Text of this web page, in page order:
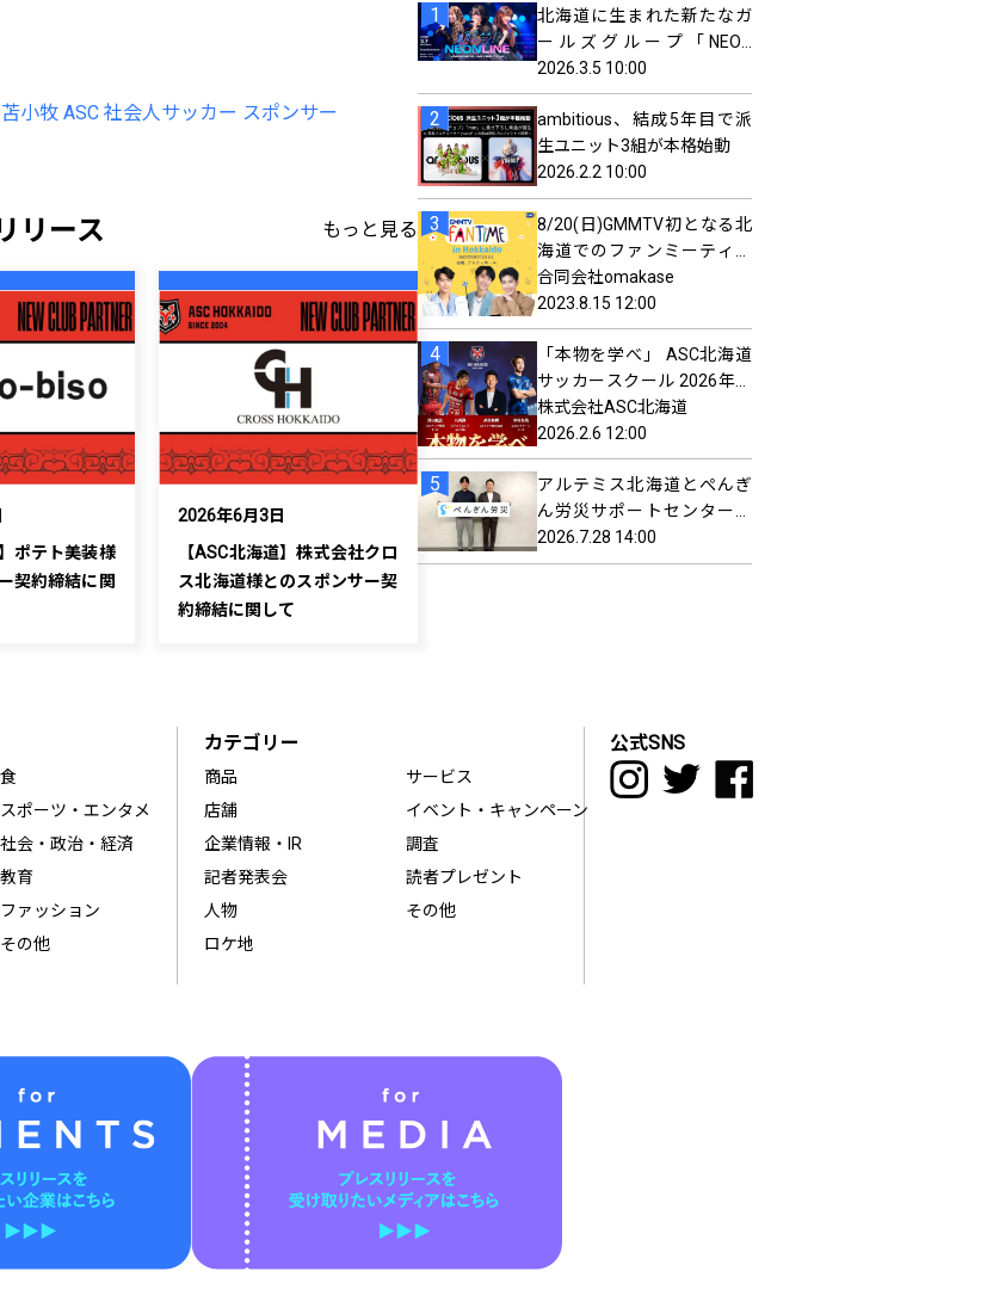
苫小牧 ASC 社会人サッカー スポンサー
リース もっと見る
ポテト美装様
契約締結に関
2026年6月3日
【ASC北海道】株式会社クロ
ス北海道様とのスポンサー契
約締結に関して
北海道に生まれた新たなガ
ールズグループ「NEON
LINE」 北海道芸術高等学校
との共同プロジェクト！ 楽
曲制作は現役高校生クリエ
イター
2026.3.5 10:00
ambitious、結成5年目で派
生ユニット3組が本格始動
2026.2.2 10:00
8/20(日)GMMTV初となる北
海道でのファンミーティン
グ開催決定
合同会社omakase
2023.8.15 12:00
「本物を学べ」 ASC北海道
サッカースクール 2026年度
スクール生募集開始
株式会社ASC北海道
2026.2.6 12:00
アルテミス北海道とぺんぎ
ん労災サポートセンターが
サプライヤーパートナー契
約を締結
2026.7.28 14:00
食
スポーツ・エンタメ
社会・政治・経済
教育
ファッション
その他
カテゴリー
商品
店舗
企業情報・IR
記者発表会
人物
ロケ地
サービス
イベント・キャンペーン
調査
読者プレゼント
その他
公式SNS